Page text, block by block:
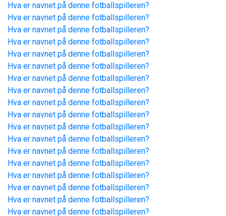
Hva er navnet på denne fotballspilleren?
Hva er navnet på denne fotballspilleren?
Hva er navnet på denne fotballspilleren?
Hva er navnet på denne fotballspilleren?
Hva er navnet på denne fotballspilleren?
Hva er navnet på denne fotballspilleren?
Hva er navnet på denne fotballspilleren?
Hva er navnet på denne fotballspilleren?
Hva er navnet på denne fotballspilleren?
Hva er navnet på denne fotballspilleren?
Hva er navnet på denne fotballspilleren?
Hva er navnet på denne fotballspilleren?
Hva er navnet på denne fotballspilleren?
Hva er navnet på denne fotballspilleren?
Hva er navnet på denne fotballspilleren?
Hva er navnet på denne fotballspilleren?
Hva er navnet på denne fotballspilleren?
Hva er navnet på denne fotballspilleren?